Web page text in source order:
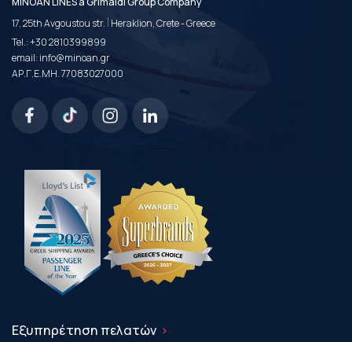
17, 25th Avgoustou str. | Heraklion, Crete - Greece
Tel.:+30 2810399899
email:info@minoan.gr
ΑΡ.Γ.Ε.ΜΗ. 77083027000
Εξυπηρέτηση πελατών